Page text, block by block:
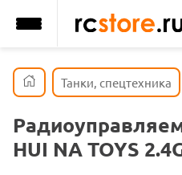
Танки, спецтехника
HUI NA TOYS